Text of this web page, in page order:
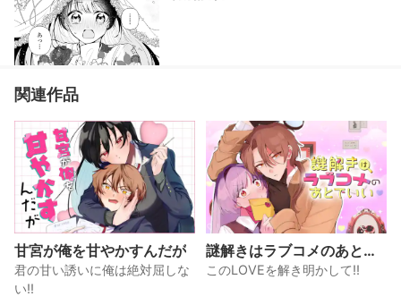
関連作品
甘宮が俺を甘やかすんだが
君の甘い誘いに俺は絶対屈しな
い!!
謎解きはラブコメのあとで
いい
このLOVEを解き明かして!!